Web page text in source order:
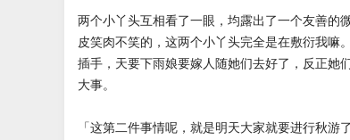
两个小丫头互相看了一眼，均露出了一个友善的
皮笑肉不笑的，这两个小丫头完全是在敷衍我嘛
插手，天要下雨娘要嫁人随她们去好了，反正她
大事。
「这第二件事情呢，就是明天大家就要进行秋游